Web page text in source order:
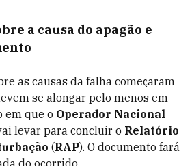
a causa do apagão e
as causas da falha começaram
se alongar pelo menos em
em que o Operador Nacional
levar para concluir o Relatório
(RAP). O documento fará
do ocorrido.